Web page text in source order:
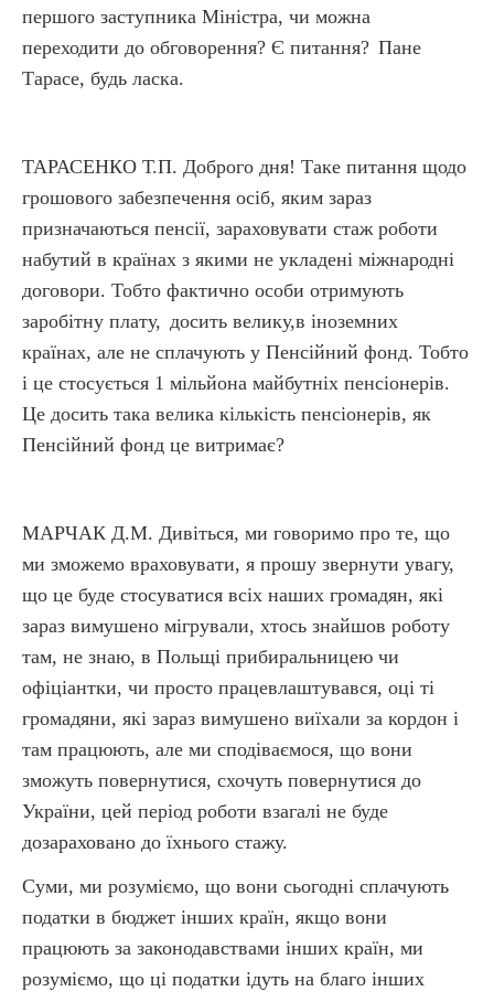
першого заступника Міністра, чи можна
переходити до обговорення? Є питання? Пане
Тарасе, будь ласка.
ТАРАСЕНКО Т.П. Доброго дня! Таке питання щодо
грошового забезпечення осіб, яким зараз
призначаються пенсії, зараховувати стаж роботи
набутий в країнах з якими не укладені міжнародні
договори. Тобто фактично особи отримують
заробітну плату, досить велику,в іноземних
країнах, але не сплачують у Пенсійний фонд. Тобто
і це стосується 1 мільйона майбутніх пенсіонерів.
Це досить така велика кількість пенсіонерів, як
Пенсійний фонд це витримає?
МАРЧАК Д.М. Дивіться, ми говоримо про те, що
ми зможемо враховувати, я прошу звернути увагу,
що це буде стосуватися всіх наших громадян, які
зараз вимушено мігрували, хтось знайшов роботу
там, не знаю, в Польщі прибиральницею чи
офіціантки, чи просто працевлаштувався, оці ті
громадяни, які зараз вимушено виїхали за кордон і
там працюють, але ми сподіваємося, що вони
зможуть повернутися, схочуть повернутися до
України, цей період роботи взагалі не буде
дозараховано до їхнього стажу.
Суми, ми розуміємо, що вони сьогодні сплачують
податки в бюджет інших країн, якщо вони
працюють за законодавствами інших країн, ми
розуміємо, що ці податки ідуть на благо інших